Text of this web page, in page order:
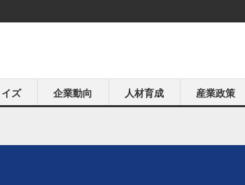
ズ 企業動向 人材育成 産業政策